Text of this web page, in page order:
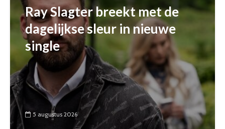
Ray Slagter breekt met de
dagelijkse sleur in nieuwe
single
5 augustus 2026